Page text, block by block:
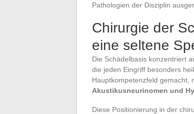
Pathologien der Disziplin
Chirurgie der
eine seltene
Die Schädelbasis konzentriert
die jeden Eingriff besonders
Hauptkompetenzfeld gemacht,
Akustikusneurinomen und
Diese Positionierung in der